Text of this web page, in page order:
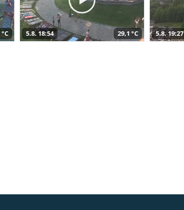
5.8. 18:54 29,1 °C 5.8. 19:27